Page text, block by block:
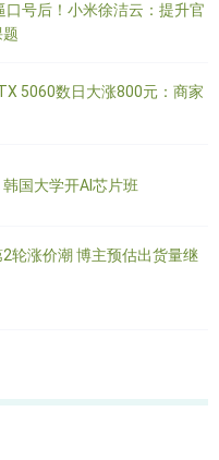
号后！小米徐洁云：提升官
5060数日大涨800元：商家
国大学开AI芯片班
轮涨价潮 博主预估出货量继